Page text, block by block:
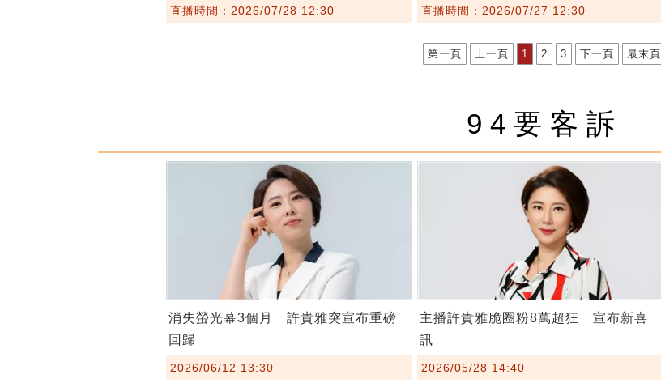
直播時間：2026/07/28 12:30 直播時間：2026/07/27 12:30
第一頁 上一頁 1 2 3 下一頁 最末頁
94要客訴
消失螢光幕3個月 許貴雅突宣布重磅
回歸
2026/06/12 13:30
主播許貴雅脆圈粉8萬超狂 宣布新喜
訊
2026/05/28 14:40